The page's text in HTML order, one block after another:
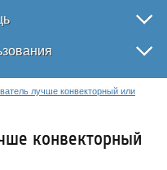
лучше конвекторный или
конвекторный